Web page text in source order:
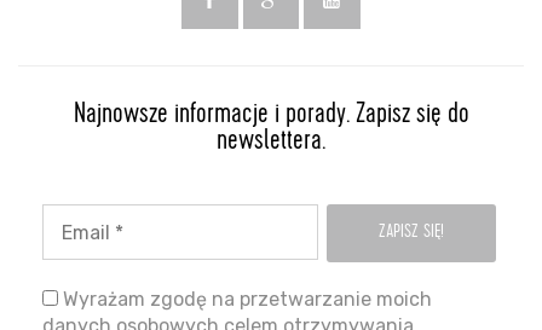
Najnowsze informacje i porady. Zapisz się do
newslettera.
Wyrażam zgodę na przetwarzanie moich